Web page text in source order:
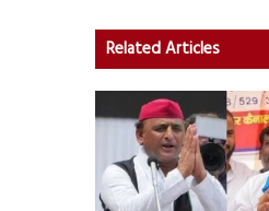
Related Articles